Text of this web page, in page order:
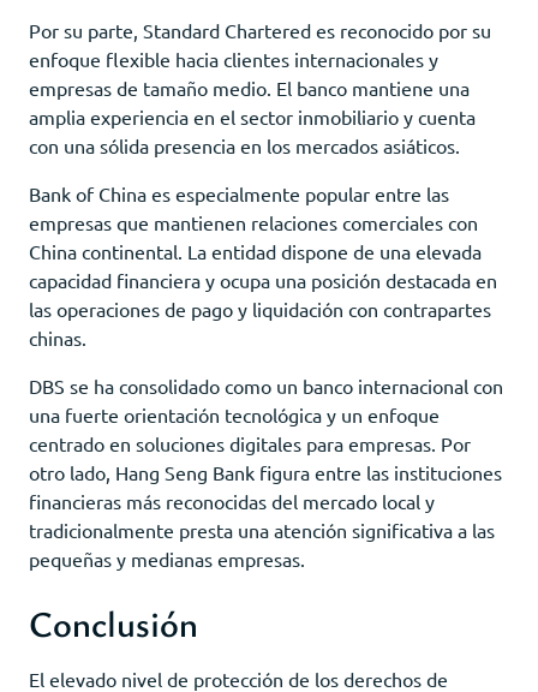
Por su parte, Standard Chartered es reconocido por su
enfoque flexible hacia clientes internacionales y
empresas de tamaño medio. El banco mantiene una
amplia experiencia en el sector inmobiliario y cuenta
con una sólida presencia en los mercados asiáticos.
Bank of China es especialmente popular entre las
empresas que mantienen relaciones comerciales con
China continental. La entidad dispone de una elevada
capacidad financiera y ocupa una posición destacada en
las operaciones de pago y liquidación con contrapartes
chinas.
DBS se ha consolidado como un banco internacional con
una fuerte orientación tecnológica y un enfoque
centrado en soluciones digitales para empresas. Por
otro lado, Hang Seng Bank figura entre las instituciones
financieras más reconocidas del mercado local y
tradicionalmente presta una atención significativa a las
pequeñas y medianas empresas.
Conclusión
El elevado nivel de protección de los derechos de